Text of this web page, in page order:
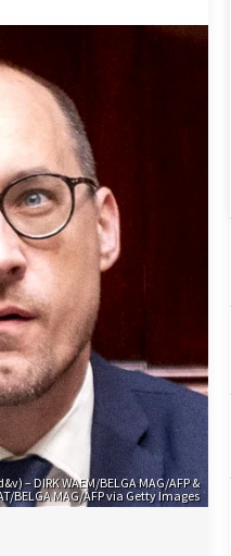
– DIRK WAEM/BELGA MAG/AFP &
BELGA MAG/AFP via Getty Images